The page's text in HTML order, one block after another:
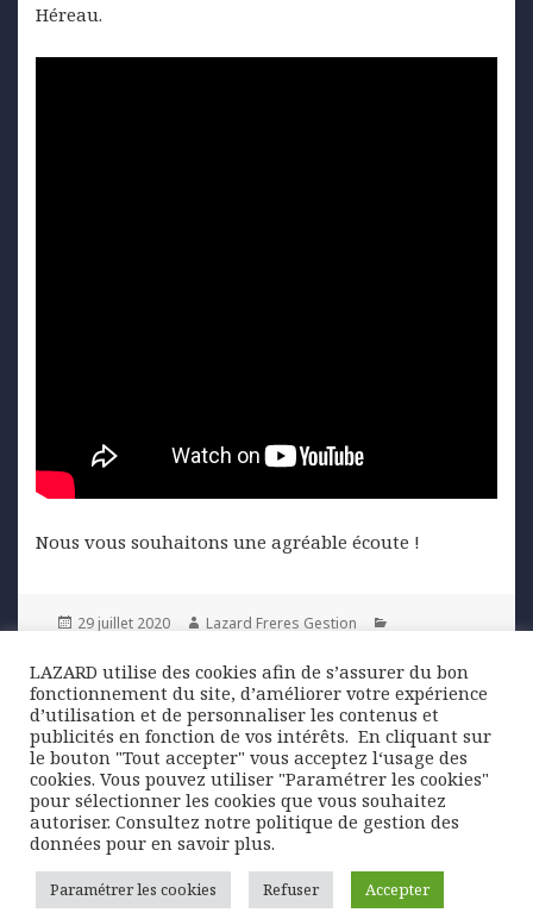
Héreau.
Nous vous souhaitons une agréable écoute !
Posted
29 juillet 2020 Author
Lazard Freres Gestion
Navigation
l’article
PREVIOUS
Previous
post:
PATRIMOINE | Lettre de la Gestion
Privée Q3 2020
NEXT
Next
post:
Point conjoncturel – Juillet 2020
LAZARD utilise des cookies afin de s’assurer du bon
fonctionnement du site, d’améliorer votre expérience
d’utilisation et de personnaliser les contenus et
publicités en fonction de vos intérêts. ​ En cliquant sur
le bouton "Tout accepter" vous acceptez l‘usage des
cookies. Vous pouvez utiliser "Paramétrer les cookies"
pour sélectionner les cookies que vous souhaitez
autoriser. Consultez notre politique de gestion des
données pour en savoir plus.
Paramétrer les cookies Refuser Accepter